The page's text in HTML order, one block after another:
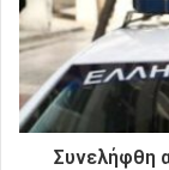
ς
δ
ε
ύ
Συνελήφθη